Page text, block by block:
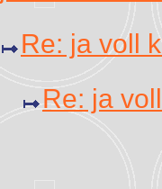
Re: ja voll
Re: ja